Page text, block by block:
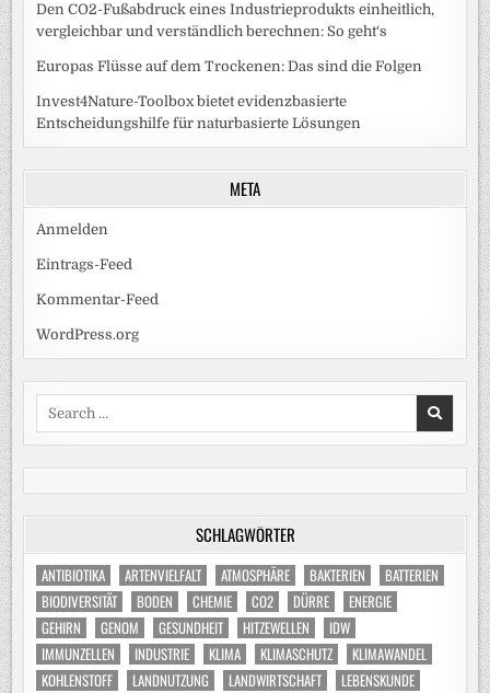
Den CO2-Fußabdruck eines Industrieprodukts einheitlich,
vergleichbar und verständlich berechnen: So geht‘s
Europas Flüsse auf dem Trockenen: Das sind die Folgen
Invest4Nature-Toolbox bietet evidenzbasierte
Entscheidungshilfe für naturbasierte Lösungen
META
Anmelden
Eintrags-Feed
Kommentar-Feed
WordPress.org
Search
SCHLAGWÖRTER
ANTIBIOTIKA ARTENVIELFALT ATMOSPHÄRE BAKTERIEN
BATTERIEN
BIODIVERSITÄT
BODEN CHEMIE CO2 DÜRRE
ENERGIE
GEHIRN
GENOM GESUNDHEIT HITZEWELLEN
IDW
IMMUNZELLEN
INDUSTRIE KLIMA KLIMASCHUTZ
KLIMAWANDEL
KOHLENSTOFF
LANDNUTZUNG LANDWIRTSCHAFT
LEBENSKUNDE